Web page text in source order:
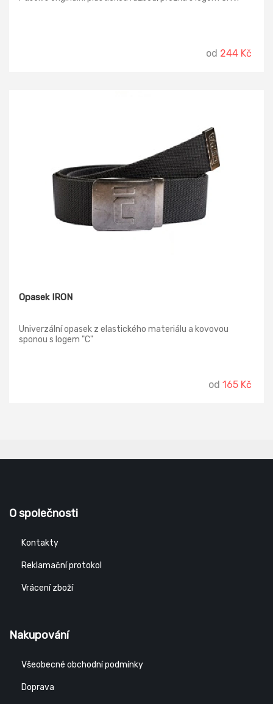
od 244 Kč
Opasek IRON
Univerzální opasek z elastického materiálu a kovovou
sponou s logem "C"
od 165 Kč
O společnosti
Kontakty
Reklamační protokol
Vrácení zboží
Nakupování
Všeobecné obchodní podmínky
Doprava